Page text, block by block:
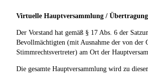
Virtuelle Hauptversammlung /
Der Vorstand hat gemäß § 17 Abs. 6 der
Bevollmächtigten (mit Ausnahme der von der
Stimmrechtsvertreter) am Ort der
Die gesamte Hauptversammlung wird zu